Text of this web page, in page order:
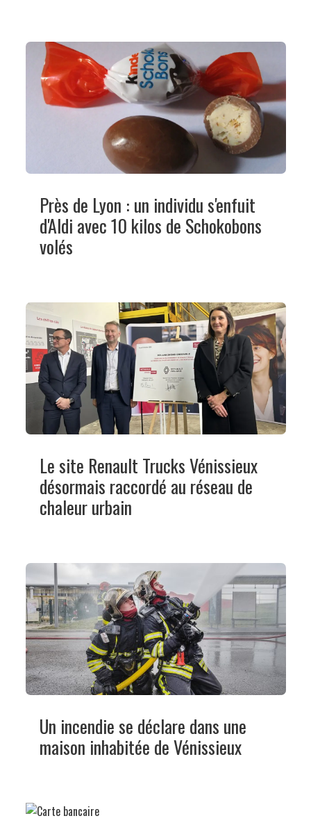
Près de Lyon : un individu s'enfuit
d'Aldi avec 10 kilos de Schokobons
volés
Le site Renault Trucks Vénissieux
désormais raccordé au réseau de
chaleur urbain
Un incendie se déclare dans une
maison inhabitée de Vénissieux